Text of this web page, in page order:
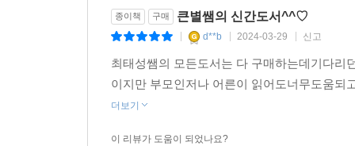
통해 어떤 인생을 만들고 싶은지 알지 못한다면
친구입니다.
역사를 바라보면 사람들의 선택에 따라 그들의
어린이들은 역사를 공부하며 자신이 내리는 선택
이 책에 등장하는 사람들은 어려운 상황에서도
종이책 구매 큰별쌤의 신간도서^^♡
d**b 2024-03-29 신고
최태성쌤의 모든도서는 다 구매하는데기다리
이지만 부모인저나 어른이 읽어도너무도움
더보기
이 리뷰가 도움이 되었나요?